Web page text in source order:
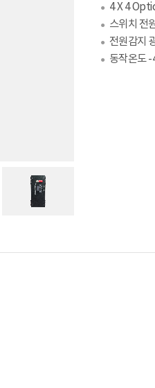
● 4 X 4
● 스위치 전
● 전원감지
● 동작온도